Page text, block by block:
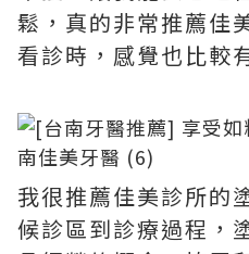
鬆，真的非常推薦佳
看診時，感覺也比較
我很推薦佳美診所的
候診區到診療過程，